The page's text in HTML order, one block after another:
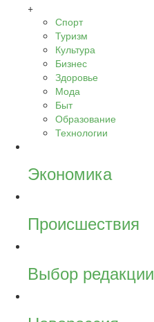
+
Спорт
Туризм
Культура
Бизнес
Здоровье
Мода
Быт
Образование
Технологии
Экономика
Происшествия
Выбор редакции